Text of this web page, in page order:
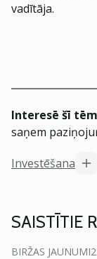
vadītāja.
Interesē šī
saņem
Investēšana
SAISTĪTIE
BIRŽAS JAUNUMI